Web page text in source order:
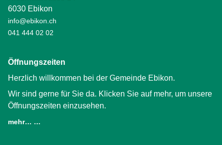
6030 Ebikon
info@ebikon.ch
041 444 02 02
Öffnungszeiten
Herzlich willkommen bei der Gemeinde Ebikon.
Wir sind gerne für Sie da. Klicken Sie auf mehr, um unsere
Öffnungszeiten einzusehen.
mehr… …